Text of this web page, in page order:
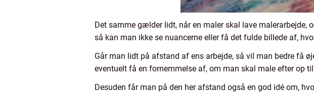
Det samme gælder lidt, når en maler skal lave
så kan man ikke se nuancerne eller få det fulde billede af,
Går man lidt på afstand af ens arbejde, så vil man bedre få
eventuelt få en fornemmelse af, om man skal male efter op
Desuden får man på den her afstand også en god idé om,